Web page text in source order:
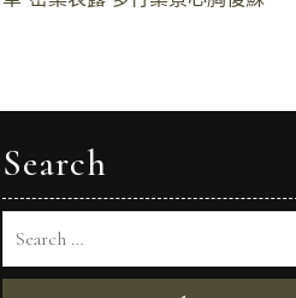
章
覽
Search